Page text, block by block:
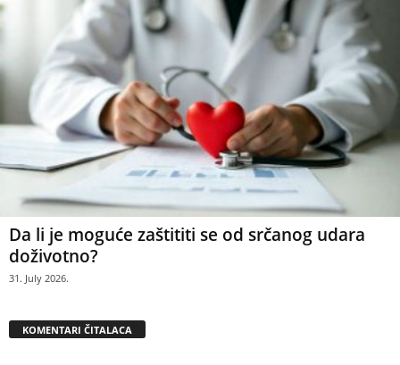
Da li je moguće zaštititi se od srčanog udara
doživotno?
31. July 2026.
KOMENTARI ČITALACA